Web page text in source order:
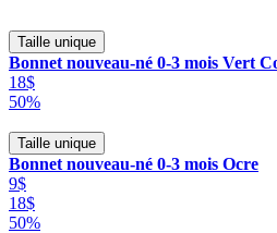
Taille unique
Bonnet nouveau-né 0-3 mois Vert
18$
50%
Taille unique
Bonnet nouveau-né 0-3 mois Ocre
9$
18$
50%